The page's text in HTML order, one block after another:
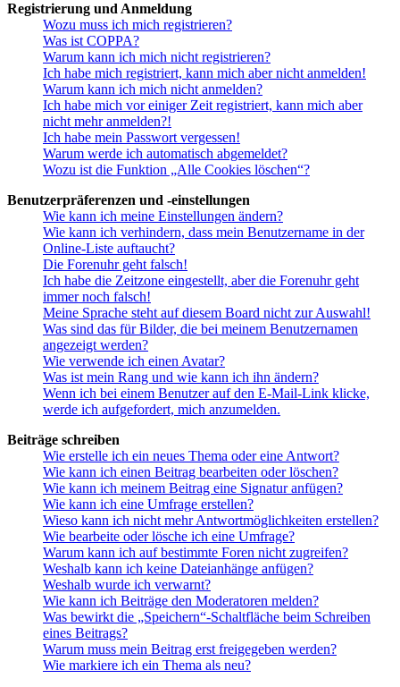
Registrierung und Anmeldung
Wozu muss ich mich registrieren?
Was ist COPPA?
Warum kann ich mich nicht registrieren?
Ich habe mich registriert, kann mich aber nicht anmelden!
Warum kann ich mich nicht anmelden?
Ich habe mich vor einiger Zeit registriert, kann mich aber
nicht mehr anmelden?!
Ich habe mein Passwort vergessen!
Warum werde ich automatisch abgemeldet?
Wozu ist die Funktion „Alle Cookies löschen“?
Benutzerpräferenzen und -einstellungen
Wie kann ich meine Einstellungen ändern?
Wie kann ich verhindern, dass mein Benutzername in der
Online-Liste auftaucht?
Die Forenuhr geht falsch!
Ich habe die Zeitzone eingestellt, aber die Forenuhr geht
immer noch falsch!
Meine Sprache steht auf diesem Board nicht zur Auswahl!
Was sind das für Bilder, die bei meinem Benutzernamen
angezeigt werden?
Wie verwende ich einen Avatar?
Was ist mein Rang und wie kann ich ihn ändern?
Wenn ich bei einem Benutzer auf den E-Mail-Link klicke,
werde ich aufgefordert, mich anzumelden.
Beiträge schreiben
Wie erstelle ich ein neues Thema oder eine Antwort?
Wie kann ich einen Beitrag bearbeiten oder löschen?
Wie kann ich meinem Beitrag eine Signatur anfügen?
Wie kann ich eine Umfrage erstellen?
Wieso kann ich nicht mehr Antwortmöglichkeiten erstellen?
Wie bearbeite oder lösche ich eine Umfrage?
Warum kann ich auf bestimmte Foren nicht zugreifen?
Weshalb kann ich keine Dateianhänge anfügen?
Weshalb wurde ich verwarnt?
Wie kann ich Beiträge den Moderatoren melden?
Was bewirkt die „Speichern“-Schaltfläche beim Schreiben
eines Beitrags?
Warum muss mein Beitrag erst freigegeben werden?
Wie markiere ich ein Thema als neu?